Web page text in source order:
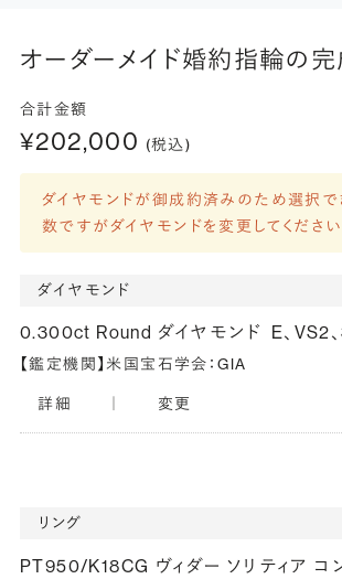
オーダーメイド婚約指輪の
合計金額
¥202,000 (税込)
ダイヤモンドが御成約済みのため選択で
数ですがダイヤモンドを変更してください
ダイヤモンド
0.300ct Round ダイヤモンド E、VS2
【鑑定機関】米国宝石学会：GIA
詳細 変更
リング
PT950/K18CG ヴィダー ソリティア コ